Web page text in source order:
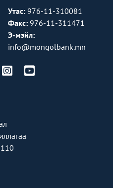
Утас: 976-11-310081
Факс: 976-11-311471
Э-мэйл:
info@mongolbank.mn